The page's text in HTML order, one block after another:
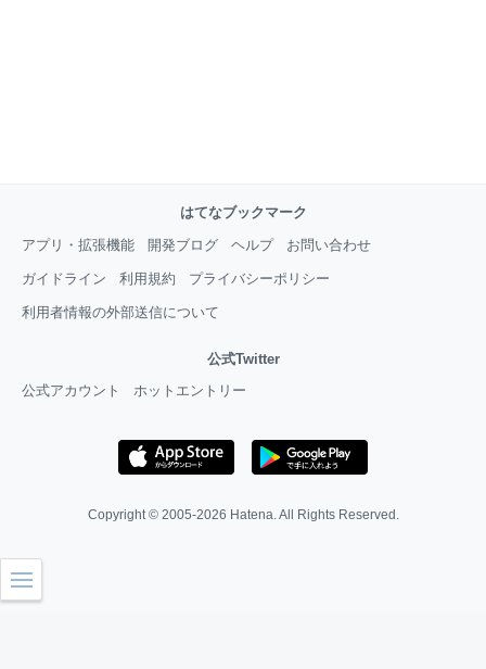
はてなブックマーク
アプリ・拡張機能
開発ブログ ヘルプ お問い合わせ
ガイドライン 利用規約 プライバシーポリシー
利用者情報の外部送信について
公式Twitter
公式アカウント
ホットエントリー
Copyright © 2005-2026 Hatena. All Rights Reserved.